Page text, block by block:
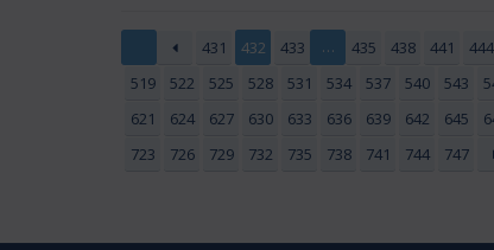
431 432 433 … 435 438 441 444
519
522 525 528 531 534 537 540 543
621
624 627 630 633 636 639 642 645
723
726 729 732 735 738 741 744 747